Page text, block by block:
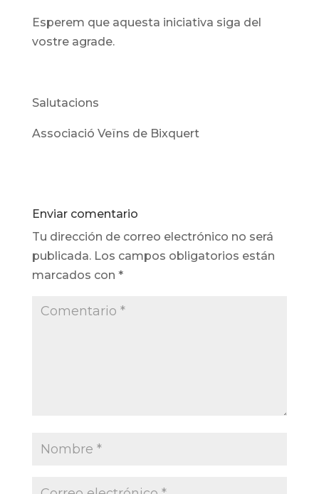
Esperem que aquesta iniciativa siga del
vostre agrade.
Salutacions
Associació Veïns de Bixquert
Enviar comentario
Tu dirección de correo electrónico no será
publicada. Los campos obligatorios están
marcados con *